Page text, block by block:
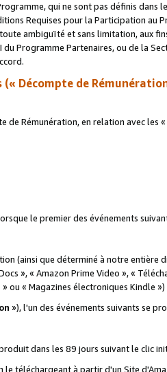
qui ne sont pas définis dans
Requises pour la Participation au
ambiguïté et sans limitation, aux
Programme Partenaires, ou de la
Décompte de
de Rémunération, en relation avec les «
le premier des événements
(ainsi que déterminé à notre entière
», « Amazon Prime Video », «
ou « Magazines électroniques Kindle
»), l'un des événements suivants se
dans les 89 jours suivant le clic
téléchargeant à partir d'un Site